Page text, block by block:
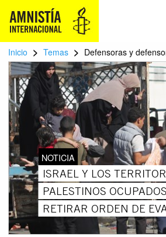
Inicio > Temas > Defensoras y
NOTICIA
ISRAEL Y LOS
PALESTINOS
RETIRAR ORDEN DE